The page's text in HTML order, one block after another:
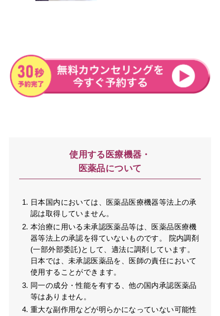
使用する医療機器・
医薬品について
日本国内においては、医薬品医療機器等法上の承
認は取得していません。
本治療に用いる未承認医薬品等は、医薬品医療機
器等法上の承認を得ていないものです。 院内調剤
(一部外部委託)として、適法に調剤しています。
日本では、未承認医薬品を、医師の責任において
使用することができます。
同一の成分・性能を有する、他の国内承認医薬品
等はありません。
重大な副作用などが明らかになっていない可能性